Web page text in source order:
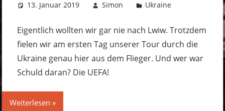
13. Januar 2019 Simon
Ukraine
hinterlassen
Eigentlich wollten wir gar nie nach Lwiw. Trotzdem
fielen wir am ersten Tag unserer Tour durch die
Ukraine genau hier aus dem Flieger. Und wer war
Schuld daran? Die UEFA!
Weiterlesen